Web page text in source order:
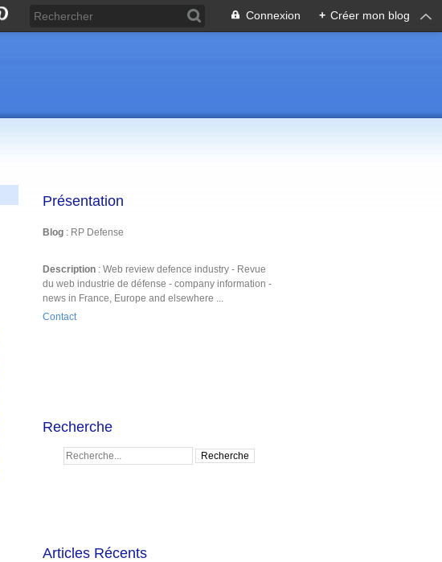
Connexion + Créer mon blog
Présentation
Blog : RP Defense
Description : Web review defence industry - Revue
du web industrie de défense - company information -
news in France, Europe and elsewhere ...
Contact
Recherche
Articles Récents